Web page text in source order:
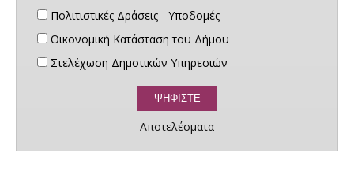
Πολιτιστικές Δράσεις - Υποδομές
Οικονομική Κατάσταση του Δήμου
Στελέχωση Δημοτικών Υπηρεσιών
Αποτελέσματα